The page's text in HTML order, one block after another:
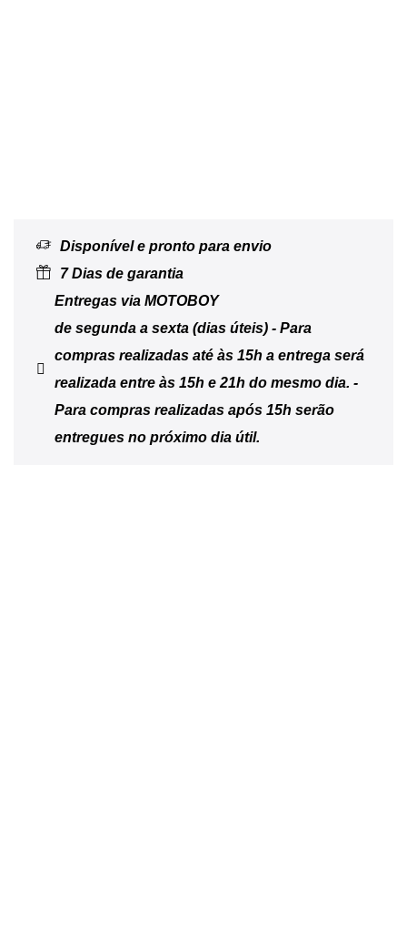
Disponível e pronto para envio
7 Dias de garantia
Entregas via MOTOBOY
de segunda a sexta (dias úteis) - Para
compras realizadas até às 15h a entrega será
realizada entre às 15h e 21h do mesmo dia. -
Para compras realizadas após 15h serão
entregues no próximo dia útil.